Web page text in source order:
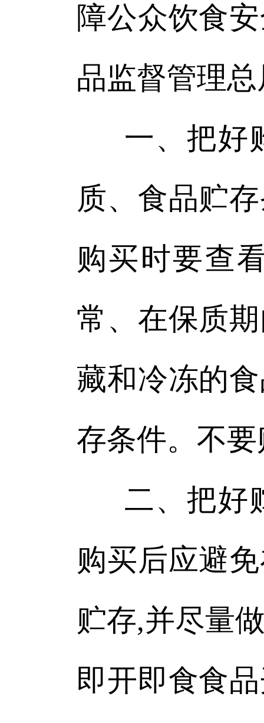
障公众饮食
品监督管理
一、把好
质、食品贮
购买时要查
常、在保质
藏和冷冻的
存条件。不
二、把好
购买后应避
贮存,并尽量
即开即食食